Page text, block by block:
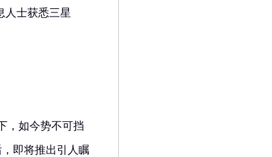
人士获悉三星
，如今势不可挡
即将推出引人瞩